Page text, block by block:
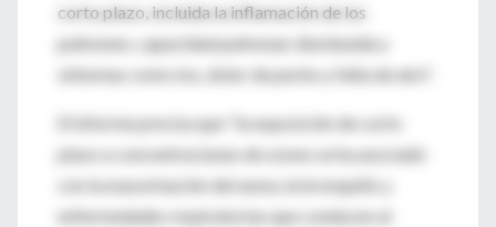
corto plazo, incluida la inflamación de los
pulmones, capacidad pulmonar disminuida y
síntomas como tos, dolor de pecho y falta de aire".
El informe precisa que "la exposición de corto
plazo a concentraciones de ozono se ha asociado
con la exacerbación del asma, la bronquitis y
enfermedades respiratorias que conducen al